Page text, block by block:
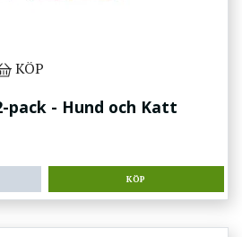
KÖP
pack - Hund och Katt